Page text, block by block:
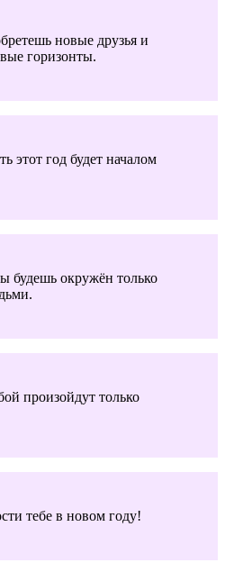
новые друзья и
горизонты.
год будет началом
будешь окружён только
произойдут только
тебе в новом году!